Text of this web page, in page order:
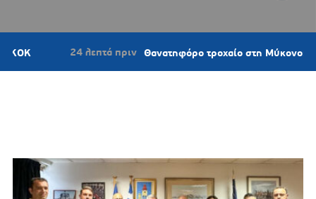
24 λεπτά πριν Θανατηφόρο τροχαίο στη Μύκονο: Νεκρός